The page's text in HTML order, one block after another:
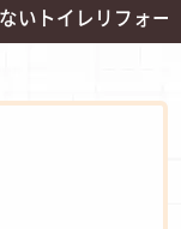
いトイレリフォ